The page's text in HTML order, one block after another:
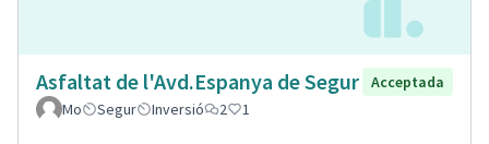
Asfaltat de l'Avd.Espanya de Segur
Acceptada
Mo
Segur Inversió 2 1